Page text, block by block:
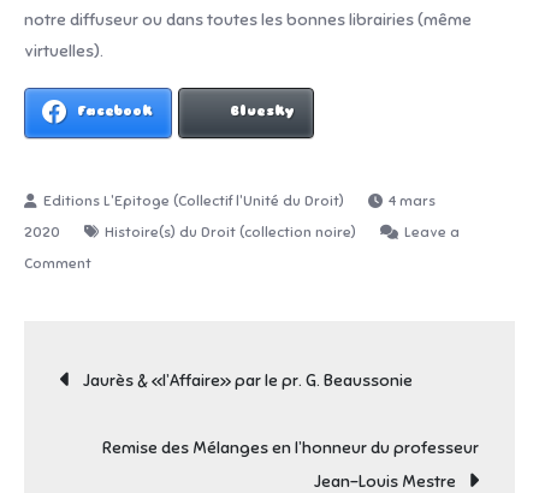
notre diffuseur ou dans toutes les bonnes librairies (même
virtuelles).
Facebook Bluesky
4 mars
2020
Histoire(s) du Droit (collection noire)
Leave a
Commenton
de
République
Navigation
de
Jaurès & «l’Affaire» par le pr. G. Beaussonie
Remise des Mélanges en l’honneur du professeur
Jean-Louis Mestre